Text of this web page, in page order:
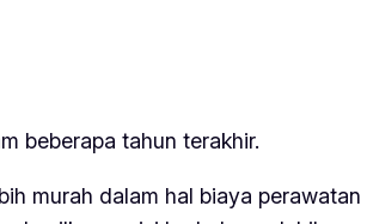
beberapa tahun terakhir.
murah dalam hal biaya perawatan